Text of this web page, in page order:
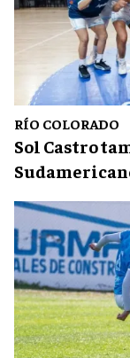
RÍO COLORADO
Sol Castro